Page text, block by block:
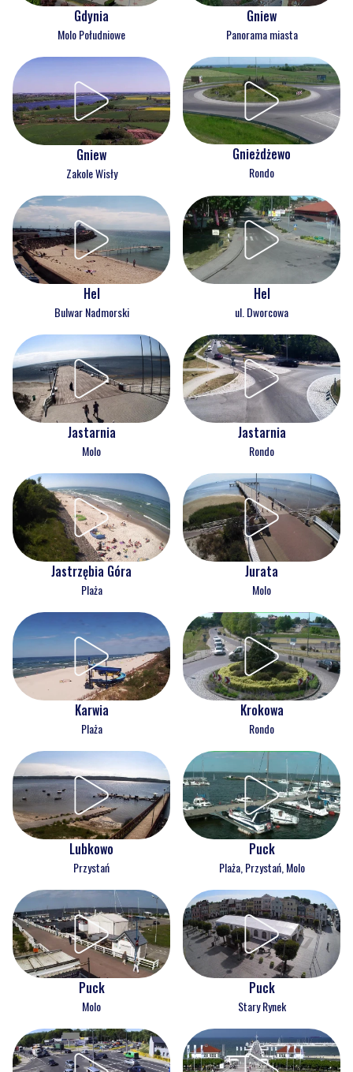
Gdynia
Molo Południowe
Gniew
Panorama miasta
Gniew
Zakole Wisły
Gnieżdżewo
Rondo
Hel
Bulwar Nadmorski
Hel
ul. Dworcowa
Jastarnia
Molo
Jastarnia
Rondo
Jastrzębia Góra
Plaża
Jurata
Molo
Karwia
Plaża
Krokowa
Rondo
Lubkowo
Przystań
Puck
Plaża, Przystań, Molo
Puck
Molo
Puck
Stary Rynek